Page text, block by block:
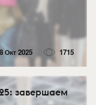
Окт 2025 1715
завершаем